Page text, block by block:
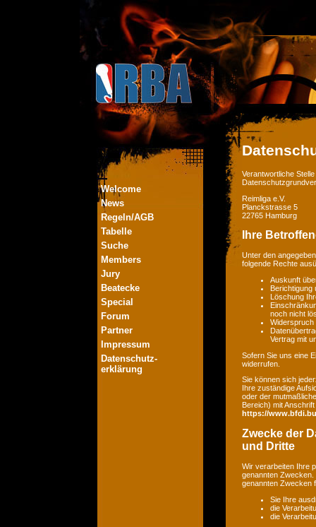
Welcome
News
Regeln/AGB
Tabelle
Suche
Members
Jury
Beatecke
Special
Forum
Partner
Impressum
Datenschutz-
erklärung
Verantwortliche
Reimliga e.V.
Planckstrasse 5
22765 Hamburg
Ihre
Unter den
folgende Rechte
Auskunft
Berichtigung
Löschung
noch nicht
Widerspruch
Vertrag mit
Sofern Sie uns eine
widerrufen.
Sie können sich
Ihre zuständige
oder der
Bereich) mit
https://
Zwecke der
und Dritte
Wir verarbeiten Ihre
genannten
genannten Zwecken
Sie Ihre
die
die